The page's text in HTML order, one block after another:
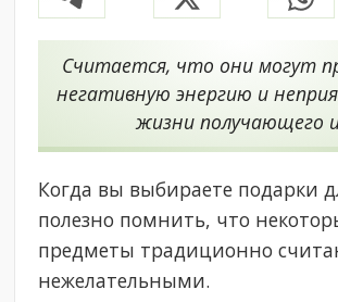
Считается, что они могут
негативную энергию и
жизни получающего
Когда вы выбираете подарки
полезно помнить, что
предметы традиционно
нежелательными.